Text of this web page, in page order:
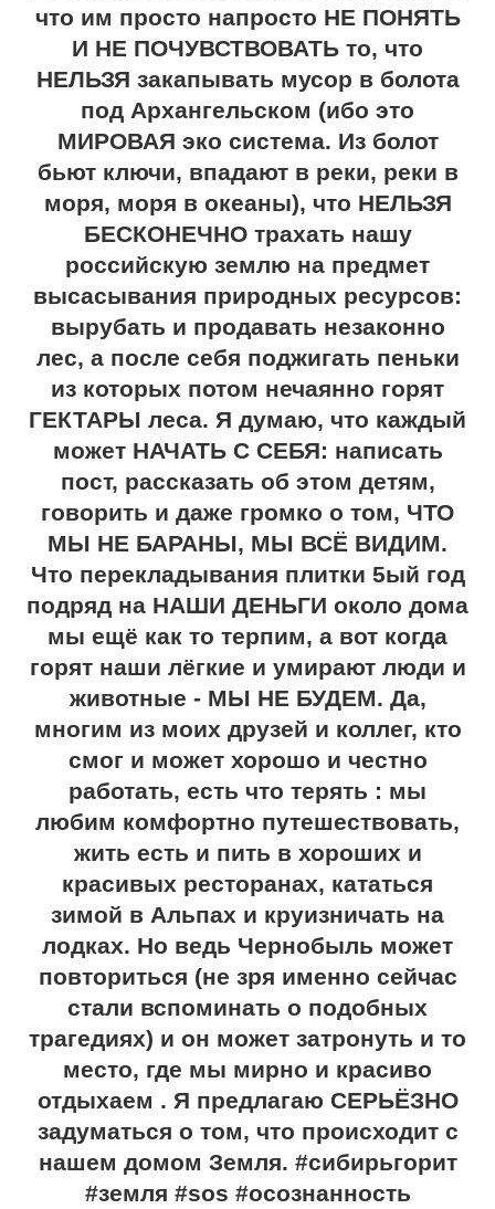
что им просто напросто НЕ ПОНЯТЬ
И НЕ ПОЧУВСТВОВАТЬ то, что
НЕЛЬЗЯ закапывать мусор в болота
под Архангельском (ибо это
МИРОВАЯ эко система. Из болот
бьют ключи, впадают в реки, реки в
моря, моря в океаны), что НЕЛЬЗЯ
БЕСКОНЕЧНО трахать нашу
российскую землю на предмет
высасывания природных ресурсов:
вырубать и продавать незаконно
лес, а после себя поджигать пеньки
из которых потом нечаянно горят
ГЕКТАРЫ леса. Я думаю, что каждый
может НАЧАТЬ С СЕБЯ: написать
пост, рассказать об этом детям,
говорить и даже громко о том, ЧТО
МЫ НЕ БАРАНЫ, МЫ ВСЁ ВИДИМ.
Что перекладывания плитки 5ый год
подряд на НАШИ ДЕНЬГИ около дома
мы ещё как то терпим, а вот когда
горят наши лёгкие и умирают люди и
животные - МЫ НЕ БУДЕМ. Да,
многим из моих друзей и коллег, кто
смог и может хорошо и честно
работать, есть что терять : мы
любим комфортно путешествовать,
жить есть и пить в хороших и
красивых ресторанах, кататься
зимой в Альпах и круизничать на
лодках. Но ведь Чернобыль может
повториться (не зря именно сейчас
стали вспоминать о подобных
трагедиях) и он может затронуть и то
место, где мы мирно и красиво
отдыхаем . Я предлагаю СЕРЬЁЗНО
задуматься о том, что происходит с
нашем домом Земля. #сибирьгорит
#земля #sos #осознанность